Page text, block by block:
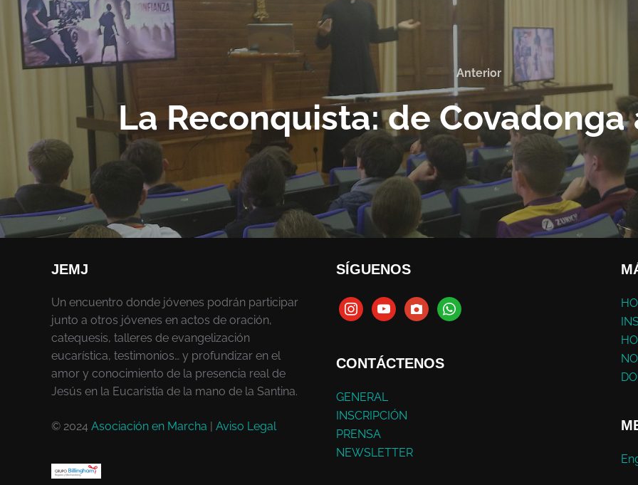
Anterior
La Reconquista: de
JEMJ
Un encuentro donde jóvenes podrán participar
junto a otros jóvenes en actos de oración,
catequesis, talleres de evangelización
eucarística, testimonios… y profundizar en el
amor y conocimiento de la presencia real de
Jesús en la Eucaristía de la mano de la Santina.
© 2024 Asociación en Marcha | Aviso Legal
SÍGUENOS
CONTÁCTENOS
GENERAL
INSCRIPCIÓN
PRENSA
NEWSLETTER